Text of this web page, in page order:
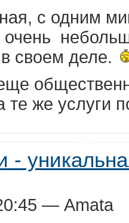
с одним
очень
своем деле.
те же услуги
-
— Amata